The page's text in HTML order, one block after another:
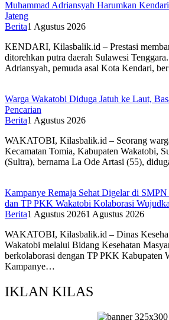
Muhammad Adriansyah Harumkan
Jateng
Berita1 Agustus 2026
KENDARI, Kilasbalik.id – Prestasi
ditorehkan putra daerah Sulawesi
Adriansyah, pemuda asal Kota Kendari,
Warga Wakatobi Diduga Jatuh ke Laut,
Pencarian
Berita1 Agustus 2026
WAKATOBI, Kilasbalik.id – Seorang
Kecamatan Tomia, Kabupaten Wakatobi,
(Sultra), bernama La Ode Artasi (55),
Kampanye Remaja Sehat Digelar di
dan TP PKK Wakatobi Kolaborasi
Berita1 Agustus 20261 Agustus 2026
WAKATOBI, Kilasbalik.id – Dinas
Wakatobi melalui Bidang Kesehatan
berkolaborasi dengan TP PKK Kabupaten
Kampanye…
IKLAN KILAS